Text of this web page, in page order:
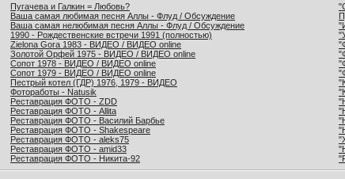
Пугачева и Галкин = Любовь?
Ваша самая любимая песня Аллы - Флуд / Обсуждение
Ваша самая нелюбимая песня Аллы - Флуд / Обсуждение
1990 - Рождественские встречи 1991 (полностью)
Zielona Gora 1983 - ВИДЕО / ВИДЕО online
Золотой Орфей 1975 - ВИДЕО / ВИДЕО online
Сопот 1978 - ВИДЕО / ВИДЕО online
Сопот 1979 - ВИДЕО / ВИДЕО online
Пестрый котел (ГДР) 1976, 1979 - ВИДЕО
Фотоработы - Natusik
Реставрация ФОТО - ZDD
Реставрация ФОТО - Allita
Реставрация ФОТО - Василий Барбье
Реставрация ФОТО - Shakespeare
Реставрация ФОТО - aleks75
Реставрация ФОТО - amid33
Реставрация ФОТО - Никита-92